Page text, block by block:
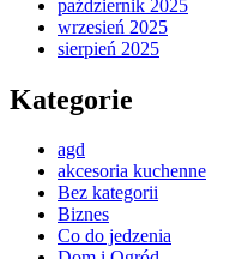
październik 2025
wrzesień 2025
sierpień 2025
Kategorie
agd
akcesoria kuchenne
Bez kategorii
Biznes
Co do jedzenia